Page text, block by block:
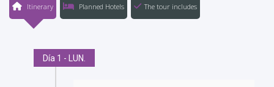
Itinerary Planned Hotels The tour includes
Día 1 - LUN.